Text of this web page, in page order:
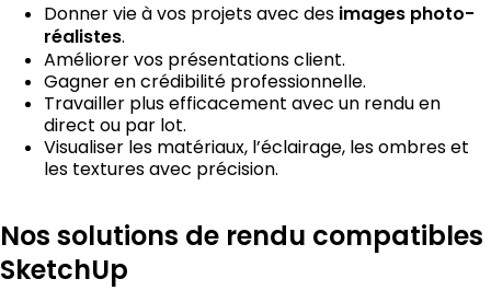
Donner vie à vos projets avec des images photo-
réalistes.
Améliorer vos présentations client.
Gagner en crédibilité professionnelle.
Travailler plus efficacement avec un rendu en
direct ou par lot.
Visualiser les matériaux, l’éclairage, les ombres et
les textures avec précision.
Nos solutions de rendu compatibles
SketchUp